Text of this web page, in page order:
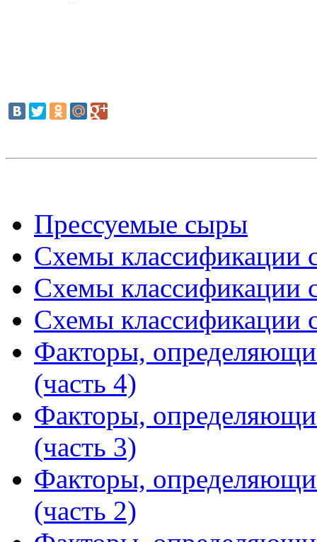
Прессуемые сыры
Схемы классификации
Схемы классификации
Схемы классификации
Факторы,
(часть 4)
Факторы,
(часть 3)
Факторы,
(часть 2)